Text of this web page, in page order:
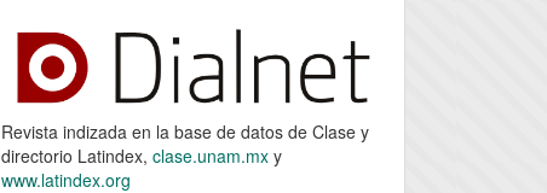
index
Revista indizada en la base de datos de Clase y
directorio Latindex, clase.unam.mx y
www.latindex.org